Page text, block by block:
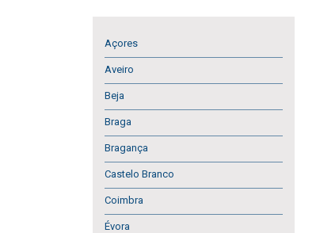
Açores
Aveiro
Beja
Braga
Bragança
Castelo Branco
Coimbra
Évora